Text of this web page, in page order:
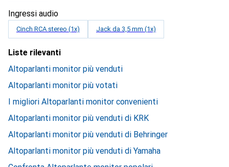
Ingressi audio
Cinch RCA stereo (1x) Jack da 3,5 mm (1x)
Liste rilevanti
Altoparlanti monitor più venduti
Altoparlanti monitor più votati
I migliori Altoparlanti monitor convenienti
Altoparlanti monitor più venduti di KRK
Altoparlanti monitor più venduti di Behringer
Altoparlanti monitor più venduti di Yamaha